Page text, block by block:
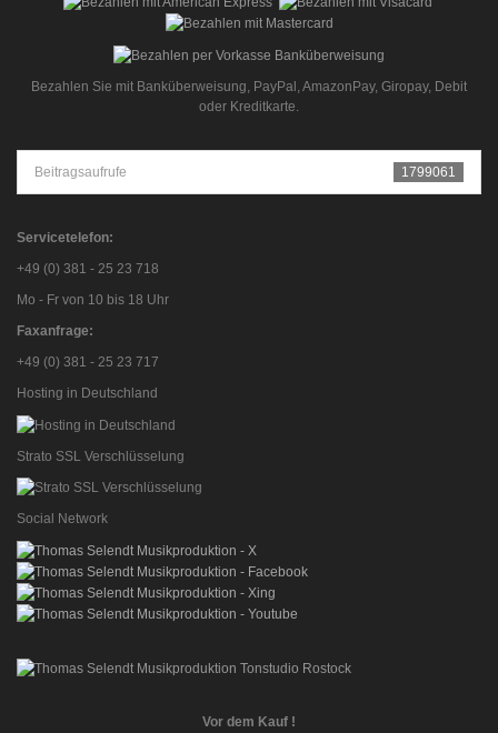
Bezahlen Sie mit Banküberweisung, PayPal, AmazonPay, Giropay, Debit
oder Kreditkarte.
Beitragsaufrufe 1799061
Servicetelefon:
+49 (0) 381 - 25 23 718
Mo - Fr von 10 bis 18 Uhr
Faxanfrage:
+49 (0) 381 - 25 23 717
Hosting in Deutschland
Strato SSL Verschlüsselung
Social Network
Vor dem Kauf !